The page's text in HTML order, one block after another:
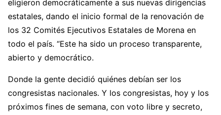
eligieron democráticamente a sus nuevas dirigencias
estatales, dando el inicio formal de la renovación de
los 32 Comités Ejecutivos Estatales de Morena en
todo el país. “Este ha sido un proceso transparente,
abierto y democrático.
Donde la gente decidió quiénes debían ser los
congresistas nacionales. Y los congresistas, hoy y los
próximos fines de semana, con voto libre y secreto,